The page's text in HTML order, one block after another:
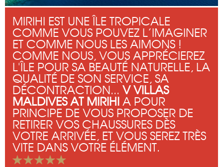
MIRIHI EST UNE ÎLE TROPICALE
COMME VOUS POUVEZ L’IMAGINER
ET COMME NOUS LES AIMONS !
COMME NOUS, VOUS APPRÉCIEREZ
L'ÎLE POUR SA BEAUTÉ NATURELLE, LA
QUALITÉ DE SON SERVICE, SA
DÉCONTRACTION... V VILLAS
MALDIVES AT MIRIHIA POUR
PRINCIPE DE VOUS PROPOSER DE
RETIRER VOS CHAUSSURES DÈS
VOTRE ARRIVÉE, ET VOUS SEREZ TRÈS
VITE DANS VOTRE ÉLÉMENT.